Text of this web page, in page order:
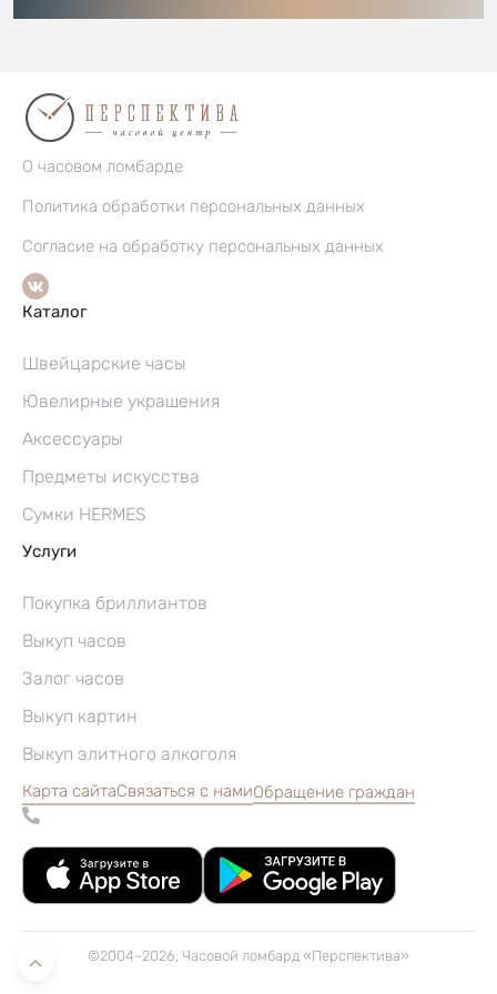
О часовом ломбарде
Политика обработки персональных данных
Согласие на обработку персональных данных
Каталог
Швейцарские часы
Ювелирные украшения
Аксессуары
Предметы искусства
Сумки HERMES
Услуги
Покупка бриллиантов
Выкуп часов
Залог часов
Выкуп картин
Выкуп элитного алкоголя
Карта сайтаСвязаться с намиОбращение граждан
©2004–2026, Часовой ломбард «Перспектива»